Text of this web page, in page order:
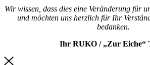
Wir wissen, dass dies eine Veränderung für
und möchten uns herzlich für Ihr
bedanken.
Ihr RUKO / „Zur Eiche“